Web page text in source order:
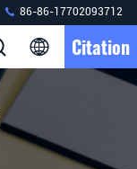
86-86-17702093712
Citation